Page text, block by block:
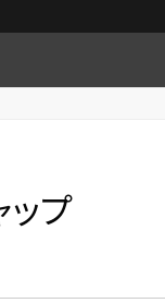
プ